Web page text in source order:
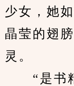
少女，她
晶莹的翅
灵。
“是书精